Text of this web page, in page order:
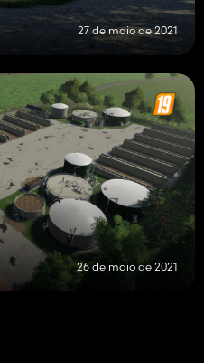
27 de maio de 2021
26 de maio de 2021